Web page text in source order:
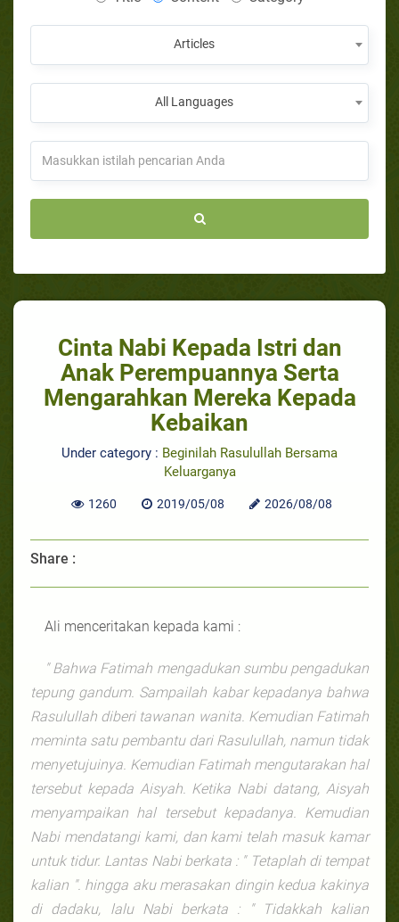
Articles
All Languages
Cinta Nabi Kepada Istri dan
Anak Perempuannya Serta
Mengarahkan Mereka Kepada
Kebaikan
Under category : Beginilah Rasulullah Bersama
Keluarganya
1260 2019/05/08 2026/08/08
Share :
Ali menceritakan kepada kami :
" Bahwa Fatimah mengadukan sumbu pengadukan
tepung gandum. Sampailah kabar kepadanya bahwa
Rasulullah diberi tawanan wanita. Kemudian Fatimah
meminta satu pembantu dari Rasulullah, namun tidak
menyetujuinya. Kemudian Fatimah mengutarakan hal
tersebut kepada Aisyah. Ketika Nabi datang, Aisyah
menyampaikan hal tersebut kepadanya. Kemudian
Nabi mendatangi kami, dan kami telah masuk kamar
untuk tidur. Lantas Nabi berkata : " Tetaplah di tempat
kalian ". hingga aku merasakan dingin kedua kakinya
di dadaku, lalu Nabi berkata : " Tidakkah kalian